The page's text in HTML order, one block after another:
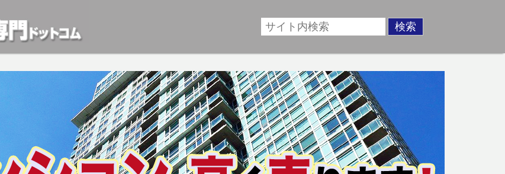
の「業者」が物件を買います。一般的に「売却」は時間はかかるが相場に準じた売却金額、「買取」は短期ではあるが相場より
お気軽にご相談ください。マンション、アパート、相続不動産など不動産売却のお悩みを全国の専門家が解決致します！